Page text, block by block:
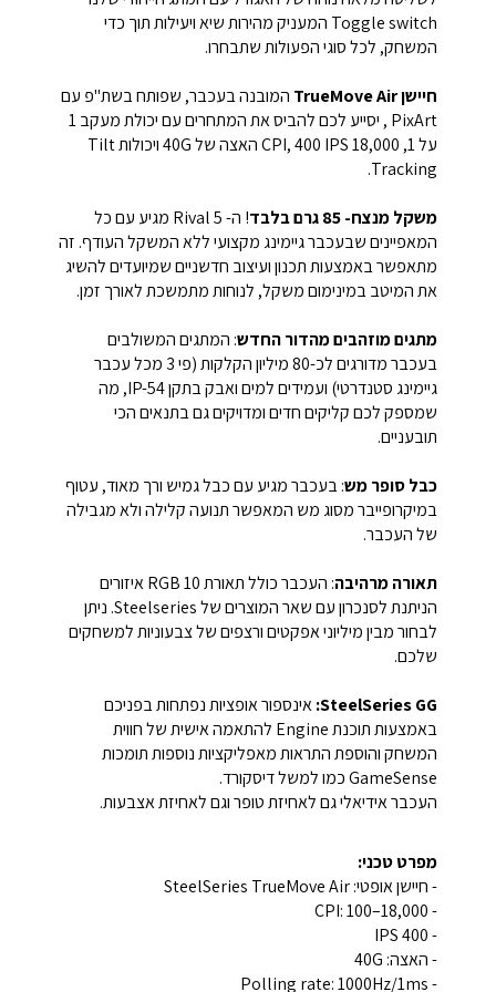
Toggle switch המעניק מהירות שיא ויעילות תוך כדי
המשחק, לכל סוגי הפעולות שתבחרו.
חיישןTrueMove Air המובנה בעכבר, שפותח בשת"פ עם
PixArt
, יסייע לכם להביס את המתחרים עם יכולת מעקב 1
על 1,
18,000 CPI, 400 IPS האצה של40GויכולותTilt
Tracking
.
משקל מנצח- 85 גרם בלבד ! ה-Rival 5 מגיע עם כל
המאפיינים שבעכבר גיימינג מקצועי ללא המשקל העודף. זה
מתאפשר באמצעות תכנון ועיצוב חדשניים שמיועדים להשיג
את המיטב במינימום משקל, לנוחות מתמשכת לאורך זמן.
מתגים מוזהבים מהדור החדש: המתגים המשולבים
בעכבר מדורגים לכ-80 מיליון הקלקות (פי 3 מכל עכבר
גיימינג סטנדרטי) ועמידים למים ואבק בתקןIP-54, מה
שמספק לכם קליקים חדים ומדויקים גם בתנאים הכי
תובעניים.
כבל סופר מש: בעכבר מגיע עם כבל גמיש ורך מאוד, עטוף
במיקרופייבר מסוג מש המאפשר תנועה קלילה ולא מגבילה
של העכבר.
תאורה מרהיבה: העכבר כולל תאורת RGB10 איזורים
הניתנת לסנכרון עם שאר המוצרים שלSteelseries. ניתן
לבחור מבין מיליוני אפקטים ורצפים של צבעוניות למשחקים
שלכם.
SteelSeries GG
:אינספור אופציות נפתחות בפניכם
באמצעות תוכנתEngine להתאמה אישית של חווית
המשחק והוספת התראות מאפליקציות נוספות תומכות
GameSenseכמו למשל דיסקורד.
העכבר אידיאלי גם לאחיזת טופר וגם לאחיזת אצבעות.
מפרט טכני:
- חיישן אופטי:SteelSeries TrueMove Air
- CPI
:100–18,000
- 400
IPS
- האצה: 40G
- Polling rate: 1000Hz/1ms